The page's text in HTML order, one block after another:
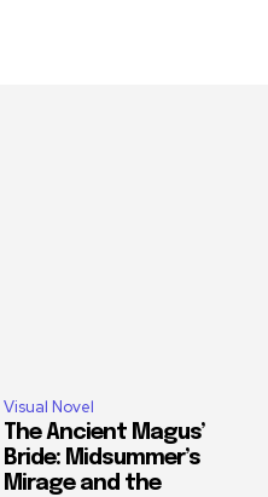
Visual Novel
The Ancient Magus’
Bride: Midsummer’s
Mirage and the